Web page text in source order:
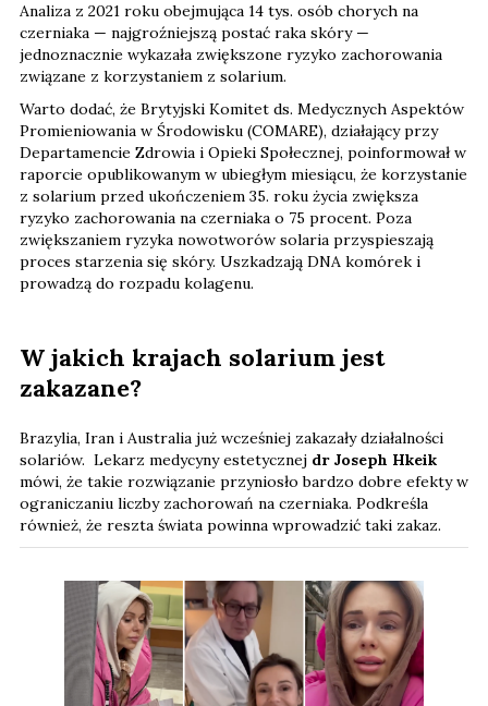
Analiza z 2021 roku obejmująca 14 tys. osób chorych na
czerniaka — najgroźniejszą postać raka skóry —
jednoznacznie wykazała zwiększone ryzyko zachorowania
związane z korzystaniem z solarium.
Warto dodać, że Brytyjski Komitet ds. Medycznych Aspektów
Promieniowania w Środowisku (COMARE), działający przy
Departamencie Zdrowia i Opieki Społecznej, poinformował w
raporcie opublikowanym w ubiegłym miesiącu, że korzystanie
z solarium przed ukończeniem 35. roku życia zwiększa
ryzyko zachorowania na czerniaka o 75 procent. Poza
zwiększaniem ryzyka nowotworów solaria przyspieszają
proces starzenia się skóry. Uszkadzają DNA komórek i
prowadzą do rozpadu kolagenu.
W jakich krajach solarium jest
zakazane?
Brazylia, Iran i Australia już wcześniej zakazały działalności
solariów. Lekarz medycyny estetycznej dr Joseph Hkeik
mówi, że takie rozwiązanie przyniosło bardzo dobre efekty w
ograniczaniu liczby zachorowań na czerniaka. Podkreśla
również, że reszta świata powinna wprowadzić taki zakaz.